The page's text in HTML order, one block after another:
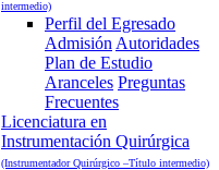
intermedio)
Perfil del Egresado
Admisión Autoridades
Plan de Estudio
Aranceles Preguntas
Frecuentes
Licenciatura en
Instrumentación Quirúrgica
(Instrumentador Quirúrgico –Título intermedio)